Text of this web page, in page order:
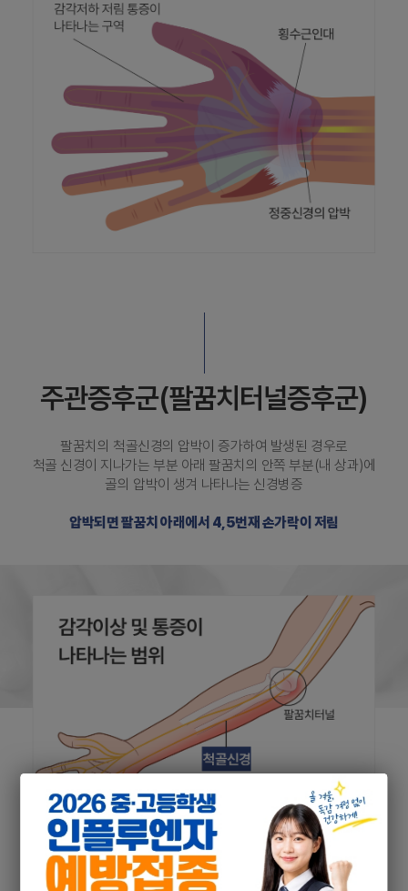
주관증후군(팔꿈치터널증후군)
팔꿈치의 척골신경의 압박이 증가하여 발생된 경우로
척골 신경이 지나가는 부분 아래 팔꿈치의 안쪽 부분(내 상과)에
골의 압박이 생겨 나타나는 신경병증
압박되면 팔꿈치 아래에서 4,5번재 손가락이 저림